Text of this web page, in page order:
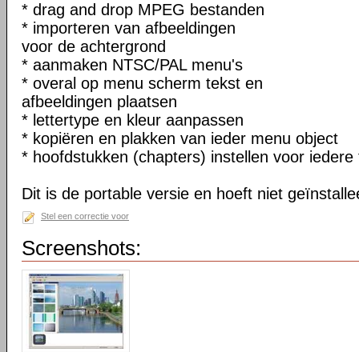
* drag and drop MPEG bestanden
* importeren van afbeeldingen
voor de achtergrond
* aanmaken NTSC/PAL menu's
* overal op menu scherm tekst en
afbeeldingen plaatsen
* lettertype en kleur aanpassen
* kopiëren en plakken van ieder menu object
* hoofdstukken (chapters) instellen voor iedere
Dit is de portable versie en hoeft niet
Stel een correctie voor
Screenshots: